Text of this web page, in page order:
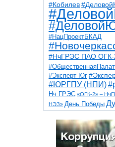
#Кобилев
#НацПроектБКАД
#НчГРЭС ПАО ОГК-
#Эксперт Юг
#ЮРГПУ (НПИ)
Нч ГРЭС «ОГК-2» –
НЭЗ» День Победы
НчГРЭС
благоустройство
детидороги казаки
общественная палата